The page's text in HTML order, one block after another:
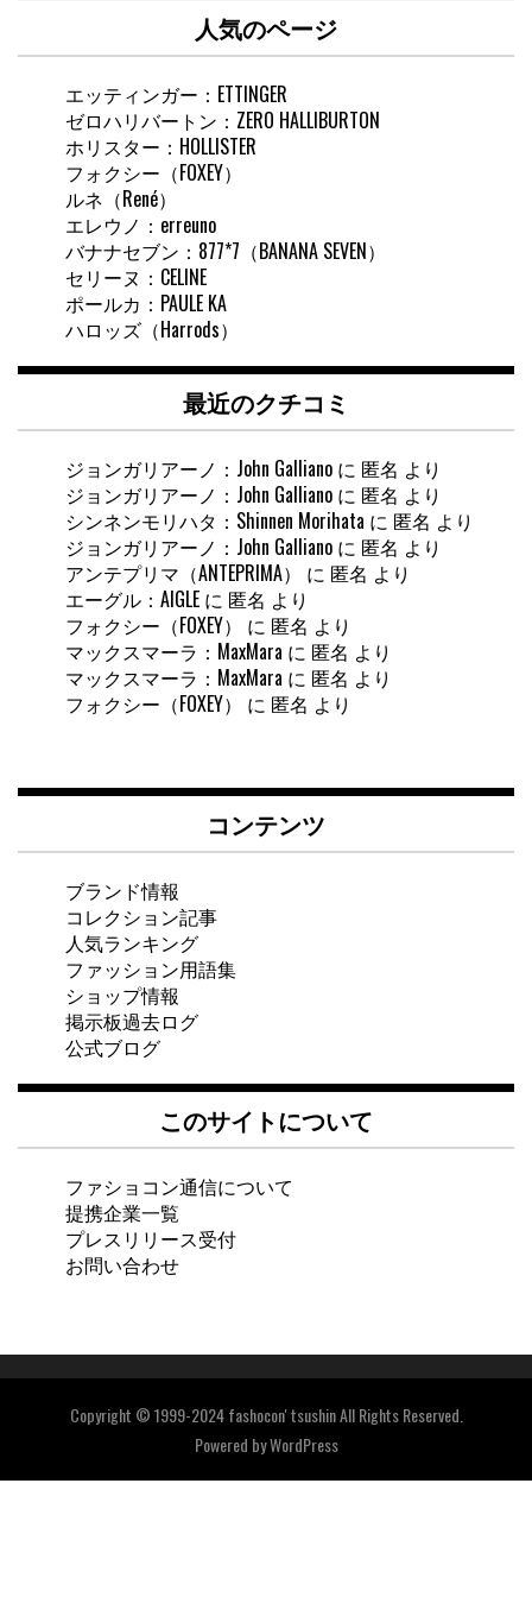
索
人気のページ
エッティンガー：ETTINGER
ゼロハリバートン：ZERO HALLIBURTON
ホリスター：HOLLISTER
フォクシー（FOXEY）
ルネ（René）
エレウノ：erreuno
バナナセブン：877*7（BANANA SEVEN）
セリーヌ：CELINE
ポールカ：PAULE KA
ハロッズ（Harrods）
最近のクチコミ
ジョンガリアーノ：John Galliano に 匿名 より
ジョンガリアーノ：John Galliano に 匿名 より
シンネンモリハタ：Shinnen Morihata に 匿名 より
ジョンガリアーノ：John Galliano に 匿名 より
アンテプリマ（ANTEPRIMA）
に 匿名 より
エーグル：AIGLE に 匿名 より
フォクシー（FOXEY）
に 匿名 より
マックスマーラ：MaxMara に 匿名 より
マックスマーラ：MaxMara に 匿名 より
フォクシー（FOXEY）
に 匿名 より
コンテンツ
ブランド情報
コレクション記事
人気ランキング
ファッション用語集
ショップ情報
掲示板過去ログ
公式ブログ
このサイトについて
ファショコン通信について
提携企業一覧
プレスリリース受付
お問い合わせ
Copyright © 1999-2024 fashocon' tsushin All Rights Reserved.
Powered byWordPress